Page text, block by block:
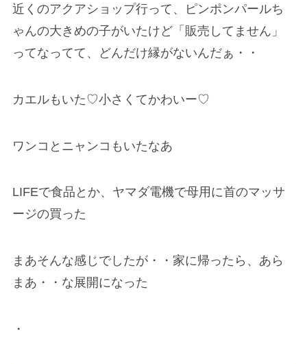
近くのアクアショップ行って、ピンポンパールち
ゃんの大きめの子がいたけど「販売してません」
ってなってて、どんだけ縁がないんだぁ・・
カエルもいた♡小さくてかわいー♡
ワンコとニャンコもいたなあ
LIFEで食品とか、ヤマダ電機で母用に首のマッサ
ージの買った
まあそんな感じでしたが・・家に帰ったら、あら
まあ・・な展開になった
・